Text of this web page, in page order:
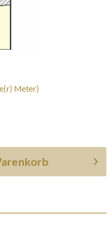
Meter)